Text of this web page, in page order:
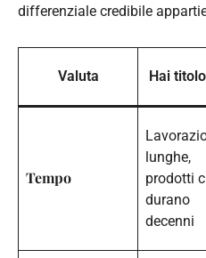
differenziale credibile
Valuta Hai
Tempo
lunghe,
prodotti
durano
decenni